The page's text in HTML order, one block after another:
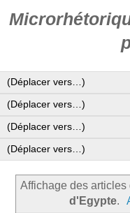
Affichage des
d'Egypte.